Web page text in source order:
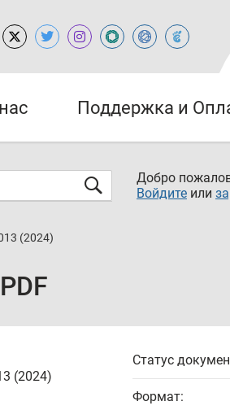
Поддержка и
Добро
Войдите или
(2024)
(2024)
Статус
Формат: